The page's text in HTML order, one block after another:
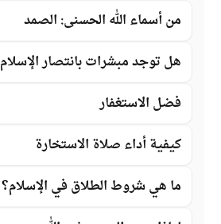
من أسماء الله الحسنى: الصمد
هل توجد مبشرات بانتصار الإسلام
فضل الاستغفار
كيفية أداء صلاة الاستخارة
ما هي شروط الطلاق في الإسلام؟